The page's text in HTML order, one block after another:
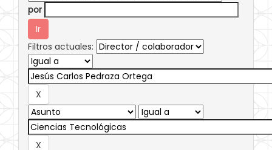
por
Filtros actuales: